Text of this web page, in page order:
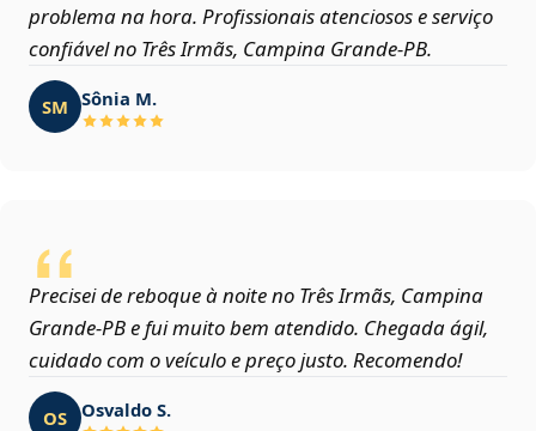
problema na hora. Profissionais atenciosos e serviço
confiável no Três Irmãs, Campina Grande‑PB.
SM Sônia M.
Precisei de reboque à noite no Três Irmãs, Campina
Grande‑PB e fui muito bem atendido. Chegada ágil,
cuidado com o veículo e preço justo. Recomendo!
OS Osvaldo S.